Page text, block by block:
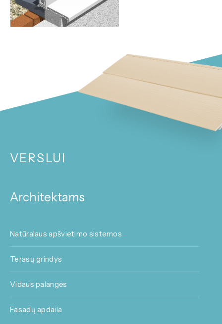
VERSLUI
Architektams
Natūralaus apšvietimo sistemos
Terasų grindys
Vidaus palangės
Fasadų apdaila